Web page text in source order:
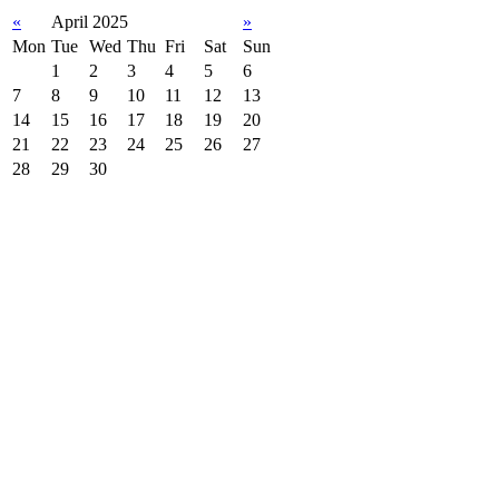
« April 2025
»
Mon Tue Wed Thu Fri Sat
Sun
1
2 3 4 5
6
7
8 9 10 11 12
13
14
15 16 17 18 19
20
21
22 23 24 25 26
27
28
29 30